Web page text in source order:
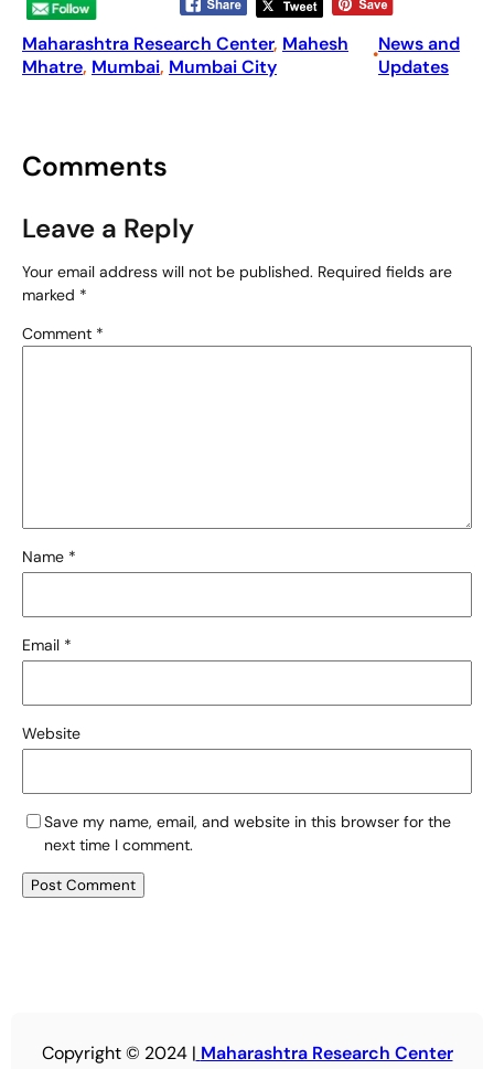
Maharashtra Research Center, Mahesh
Mhatre, Mumbai, Mumbai City
•News and
Updates
Comments
Leave a Reply
Your email address will not be published. Required fields are
marked *
Comment *
Name *
Email *
Website
Save my name, email, and website in this browser for the
next time I comment.
Copyright © 2024 | Maharashtra Research Center